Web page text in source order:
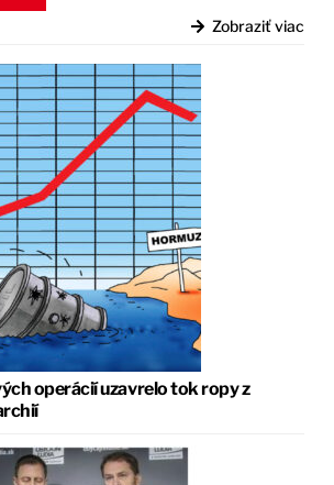
Zobraziť viac
operácií uzavrelo tok ropy z